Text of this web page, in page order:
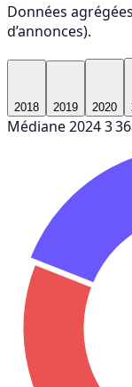
Données
d’annonces).
2018 2019 2020
Médiane 20243